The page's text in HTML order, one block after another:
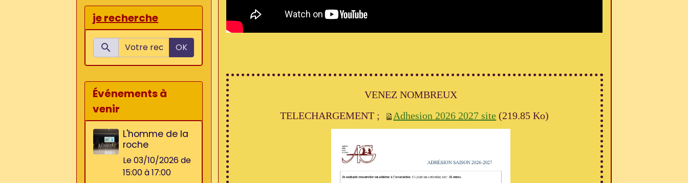
VENEZ NOMBREUX
TELECHARGEMENT ;
Adhesion 2026 2027 site (219.85 Ko)
je recherche
OK
Événements à
venir
L'homme de la
roche
Le 03/10/2026de
15:00à 17:00